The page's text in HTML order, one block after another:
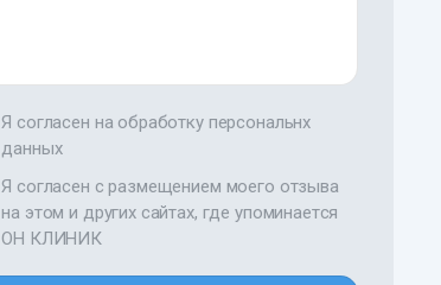
Я согласен на обработку персональнх
данных
Я согласен с размещением моего отзыва
на этом и других сайтах, где упоминается
ОН КЛИНИК